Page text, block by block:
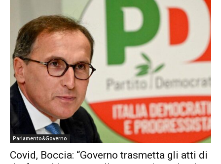
Parlamento&Governo
Covid, Boccia: “Governo trasmetta gli atti di